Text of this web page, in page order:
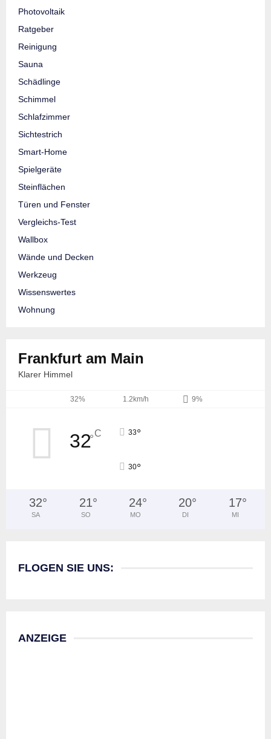
Photovoltaik
Ratgeber
Reinigung
Sauna
Schädlinge
Schimmel
Schlafzimmer
Sichtestrich
Smart-Home
Spielgeräte
Steinflächen
Türen und Fenster
Vergleichs-Test
Wallbox
Wände und Decken
Werkzeug
Wissenswertes
Wohnung
Frankfurt am Main
Klarer Himmel
32% 1.2km/h 9%
32°C 33°
30°
32°
SA
21°
SO
24°
MO
20°
DI
17°
MI
FLOGEN SIE UNS:
ANZEIGE